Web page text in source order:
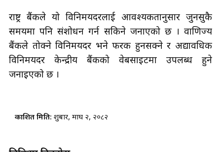
राष्ट्र बैंकले यो विनिमयदरलाई आवश्यकतानुसार जुनसुकै
समयमा पनि संशोधन गर्न सकिने जनाएको छ । वाणिज्य
बैंकले तोक्ने विनिमयदर भने फरक हुनसक्ने र अद्यावधिक
विनिमयदर केन्द्रीय बैंकको वेबसाइटमा उपलब्ध हुने
जनाइएको छ ।
प्रकाशित मिति: शुक्रबार, माघ २, २०८२